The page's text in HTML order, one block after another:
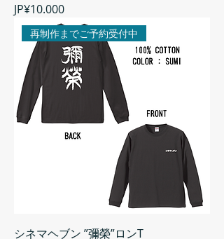
Harga
JP¥10.000
再制作までご予約受付中
シネマヘブン ”彌榮”ロンT